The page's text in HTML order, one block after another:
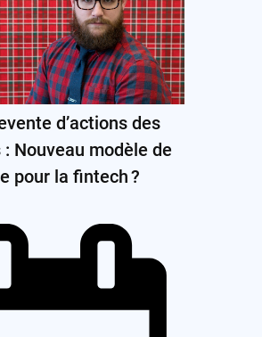
d’actions des
Nouveau modèle de
pour la fintech ?